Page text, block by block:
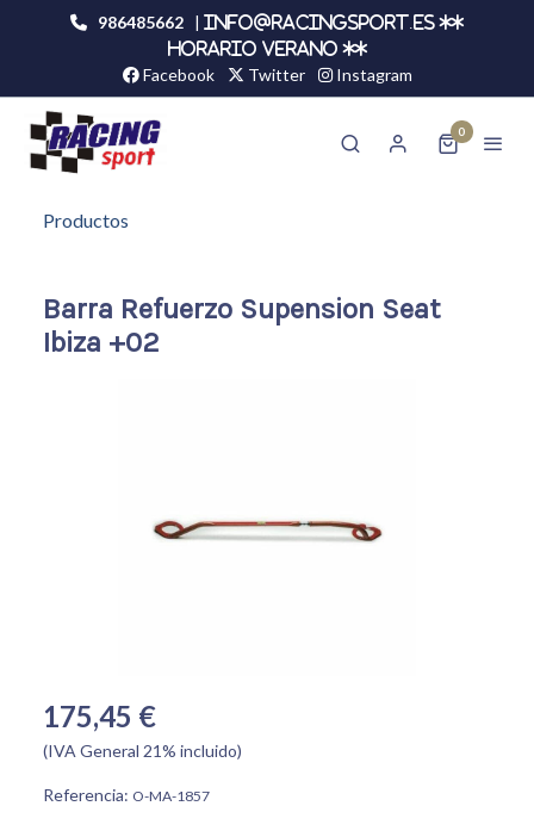
986485662 |
info@racingsport.es **
HORARIO VERANO **
Facebook Twitter Instagram
0
Productos
Barra Refuerzo Supension Seat
Ibiza +02
175,45 €
(IVA General 21% incluido)
Referencia: O-MA-1857